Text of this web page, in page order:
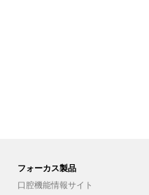
フォーカス製品
口腔機能情報サイト